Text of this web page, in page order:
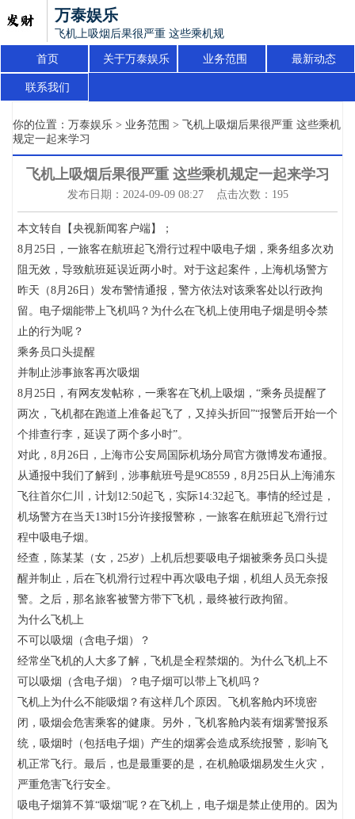
万泰娱乐
飞机上吸烟后果很严重 这些乘机规定一起来学习
首页 关于万泰娱乐 业务范围 最新动态
联系我们
你的位置： 万泰娱乐 > 业务范围 > 飞机上吸烟后果很严重 这些乘机
规定一起来学习
飞机上吸烟后果很严重 这些乘机规定一起来学习
发布日期：2024-09-09 08:27 点击次数：195
本文转自【央视新闻客户端】；
8月25日，一旅客在航班起飞滑行过程中吸电子烟，乘务组多次劝
阻无效，导致航班延误近两小时。对于这起案件，上海机场警方
昨天（8月26日）发布警情通报，警方依法对该乘客处以行政拘
留。电子烟能带上飞机吗？为什么在飞机上使用电子烟是明令禁
止的行为呢？
乘务员口头提醒
并制止涉事旅客再次吸烟
8月25日，有网友发帖称，一乘客在飞机上吸烟，“乘务员提醒了
两次，飞机都在跑道上准备起飞了，又掉头折回”“报警后开始一个
个排查行李，延误了两个多小时”。
对此，8月26日，上海市公安局国际机场分局官方微博发布通报。
从通报中我们了解到，涉事航班号是9C8559，8月25日从上海浦东
飞往首尔仁川，计划12:50起飞，实际14:32起飞。事情的经过是，
机场警方在当天13时15分许接报警称，一旅客在航班起飞滑行过
程中吸电子烟。
经查，陈某某（女，25岁）上机后想要吸电子烟被乘务员口头提
醒并制止，后在飞机滑行过程中再次吸电子烟，机组人员无奈报
警。之后，那名旅客被警方带下飞机，最终被行政拘留。
为什么飞机上
不可以吸烟（含电子烟）？
经常坐飞机的人大多了解，飞机是全程禁烟的。为什么飞机上不
可以吸烟（含电子烟）？电子烟可以带上飞机吗？
飞机上为什么不能吸烟？有这样几个原因。飞机客舱内环境密
闭，吸烟会危害乘客的健康。另外，飞机客舱内装有烟雾警报系
统，吸烟时（包括电子烟）产生的烟雾会造成系统报警，影响飞
机正常飞行。最后，也是最重要的是，在机舱吸烟易发生火灾，
严重危害飞行安全。
吸电子烟算不算“吸烟”呢？在飞机上，电子烟是禁止使用的。因为